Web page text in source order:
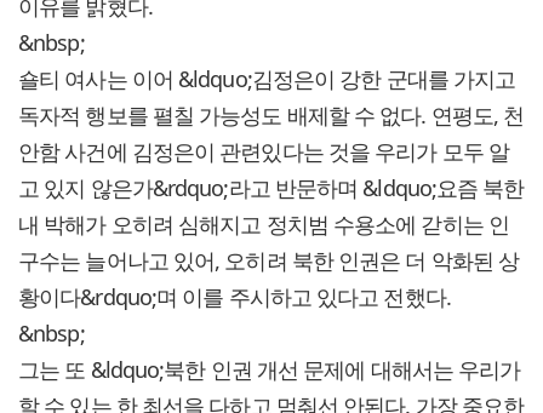
이유를 밝혔다.
&nbsp;
숄티 여사는 이어 &ldquo;김정은이 강한 군대를 가지고
독자적 행보를 펼칠 가능성도 배제할 수 없다. 연평도, 천
안함 사건에 김정은이 관련있다는 것을 우리가 모두 알
고 있지 않은가&rdquo;라고 반문하며 &ldquo;요즘 북한
내 박해가 오히려 심해지고 정치범 수용소에 갇히는 인
구수는 늘어나고 있어, 오히려 북한 인권은 더 악화된 상
황이다&rdquo;며 이를 주시하고 있다고 전했다.
&nbsp;
그는 또 &ldquo;북한 인권 개선 문제에 대해서는 우리가
할 수 있는 한 최선을 다하고 멈춰선 안된다. 가장 중요한